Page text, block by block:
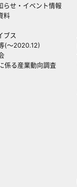
らせ・イベント情報
料
ブス
(～2020.12)
係る産業動向調査